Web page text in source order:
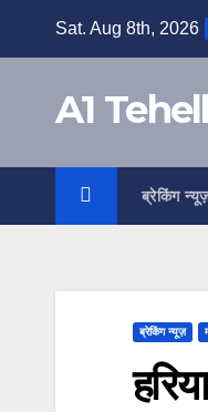
Sat. Aug 8th, 2026
A1
ब्रेकिंग
ब्रेकिंग न्यूज़